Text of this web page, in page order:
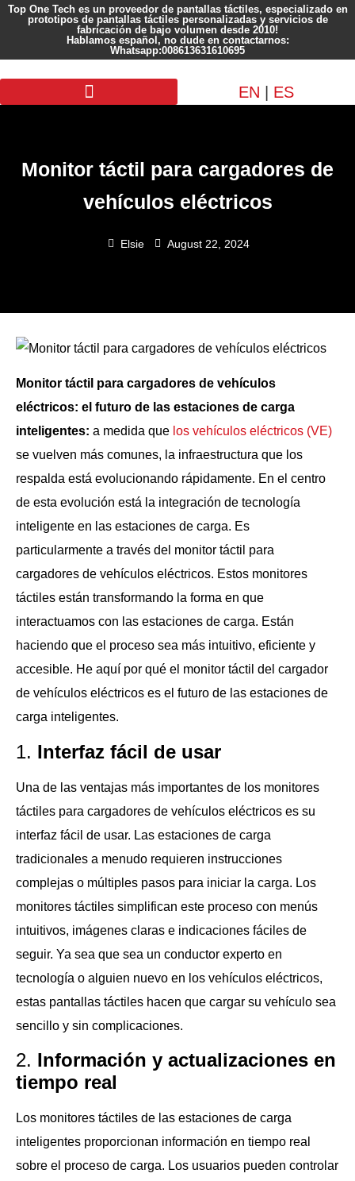
Top One Tech es un proveedor de pantallas táctiles, especializado en
prototipos de pantallas táctiles personalizadas y servicios de
fabricación de bajo volumen desde 2010!
Hablamos español, no dude en contactarnos:
Whatsapp:008613631610695
EN ES
Monitor táctil para cargadores de
vehículos eléctricos
Elsie August 22, 2024
Monitor táctil para cargadores de vehículos
eléctricos: el futuro de las estaciones de carga
inteligentes: a medida que los vehículos eléctricos (VE)
se vuelven más comunes, la infraestructura que los
respalda está evolucionando rápidamente. En el centro
de esta evolución está la integración de tecnología
inteligente en las estaciones de carga. Es
particularmente a través del monitor táctil para
cargadores de vehículos eléctricos. Estos monitores
táctiles están transformando la forma en que
interactuamos con las estaciones de carga. Están
haciendo que el proceso sea más intuitivo, eficiente y
accesible. He aquí por qué el monitor táctil del cargador
de vehículos eléctricos es el futuro de las estaciones de
carga inteligentes.
1. Interfaz fácil de usar
Una de las ventajas más importantes de los monitores
táctiles para cargadores de vehículos eléctricos es su
interfaz fácil de usar. Las estaciones de carga
tradicionales a menudo requieren instrucciones
complejas o múltiples pasos para iniciar la carga. Los
monitores táctiles simplifican este proceso con menús
intuitivos, imágenes claras e indicaciones fáciles de
seguir. Ya sea que sea un conductor experto en
tecnología o alguien nuevo en los vehículos eléctricos,
estas pantallas táctiles hacen que cargar su vehículo sea
sencillo y sin complicaciones.
2. Información y actualizaciones en
tiempo real
Los monitores táctiles de las estaciones de carga
inteligentes proporcionan información en tiempo real
sobre el proceso de carga. Los usuarios pueden controlar